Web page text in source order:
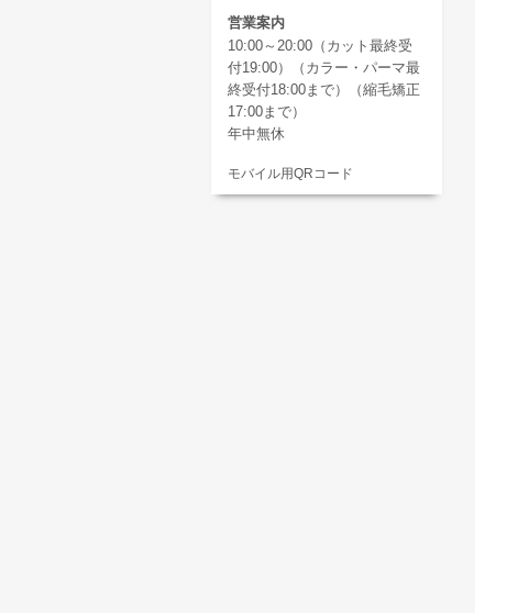
営業案内
10:00～20:00（カット最終受
付19:00）（カラー・パーマ最
終受付18:00まで）（縮毛矯正
17:00まで）
年中無休
モバイル用QRコード